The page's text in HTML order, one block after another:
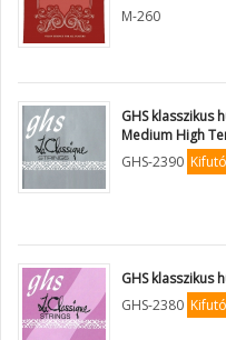
M-260
GHS klasszikus
Medium High
GHS-2390
GHS klasszikus
GHS-2380